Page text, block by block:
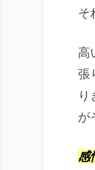
そ
高
張
が
感